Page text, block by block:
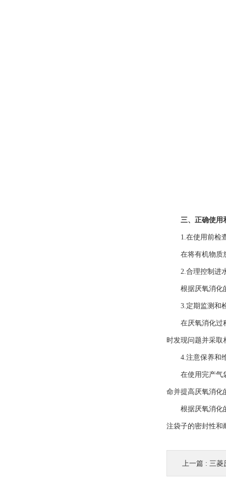
三、正确使用
1.在使用前检查
在将有机物质放
2.合理控制进
根据厌氧消化的
3.定期监测和
在厌氧消化过程
时发现问题并采取
4.注意保养和
在使用完产气袋
命并提高厌氧消化
根据厌氧消化的
注袋子的密封性和
上一篇 : 三菱